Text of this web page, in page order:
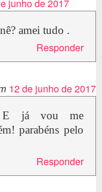
junho de 2017
amei tudo .
Responder
12 de junho de 2017
E já vou me
parabéns pelo
Responder